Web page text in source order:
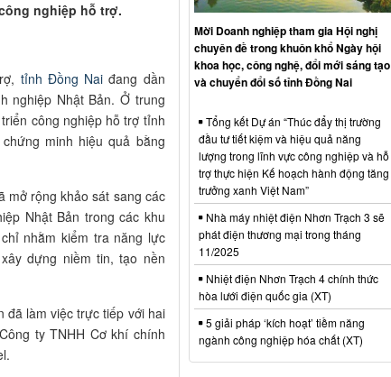
nghiệp hỗ trợ.
tỉnh Đồng Nai đang dần
nghiệp Nhật Bản. Ở trung
công nghiệp hỗ trợ tỉnh
minh hiệu quả bằng
mở rộng khảo sát sang các
Nhật Bản trong các khu
nhằm kiểm tra năng lực
dựng niềm tin, tạo nền
đã làm việc trực tiếp với hai
ty TNHH Cơ khí chính
Mời Doanh nghiệp tham gia Hội nghị
chuyên đề trong khuôn khổ Ngày hội
khoa học, công nghệ, đổi mới sáng tạo
và chuyển đổi số tỉnh Đồng Nai
Tổng kết Dự án “Thúc đẩy thị trường
đầu tư tiết kiệm và hiệu quả năng
lượng trong lĩnh vực công nghiệp và hỗ
trợ thực hiện Kế hoạch hành động tăng
trưởng xanh Việt Nam”
Nhà máy nhiệt điện Nhơn Trạch 3 sẽ
phát điện thương mại trong tháng
11/2025
Nhiệt điện Nhơn Trạch 4 chính thức
hòa lưới điện quốc gia (XT)
5 giải pháp ‘kích hoạt’ tiềm năng
ngành công nghiệp hóa chất (XT)